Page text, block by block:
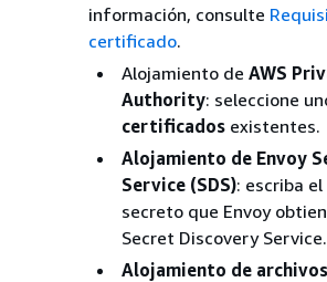
información, consulte
certificado.
Alojamiento de AWS
Authority: seleccione
certificados existentes.
Alojamiento de Envoy
Service (SDS): escriba
secreto que Envoy
Secret Discovery Service.
Alojamiento de